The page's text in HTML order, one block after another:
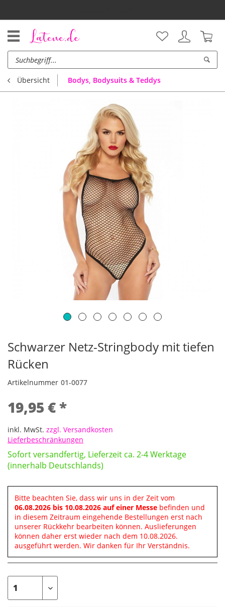
Übersicht Bodys, Bodysuits & Teddys
Schwarzer Netz-Stringbody mit tiefen
Rücken
Artikelnummer 01-0077
19,95 € *
inkl. MwSt. zzgl. Versandkosten
Lieferbeschränkungen
Sofort versandfertig, Lieferzeit ca. 2-4 Werktage
(innerhalb Deutschlands)
Bitte beachten Sie, dass wir uns in der Zeit vom
06.08.2026 bis 10.08.2026 auf einer Messe befinden und
in diesem Zeitraum eingehende Bestellungen erst nach
unserer Rückkehr bearbeiten können. Auslieferungen
können daher erst wieder nach dem 10.08.2026.
ausgeführt werden. Wir danken für Ihr Verständnis.